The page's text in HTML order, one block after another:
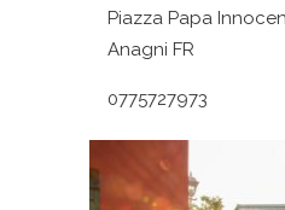
Piazza Papa
Anagni FR
0775727973